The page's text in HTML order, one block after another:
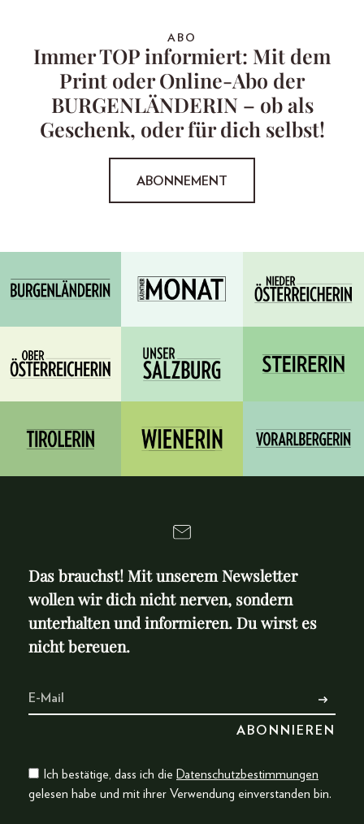
ABO
Immer TOP informiert: Mit dem
Print oder Online-Abo der
BURGENLÄNDERIN – ob als
Geschenk, oder für dich selbst!
ABONNEMENT
Das brauchst! Mit unserem Newsletter
wollen wir dich nicht nerven, sondern
unterhalten und informieren. Du wirst es
nicht bereuen.
Ich bestätige, dass ich die Datenschutzbestimmungen
gelesen habe und mit ihrer Verwendung einverstanden bin.